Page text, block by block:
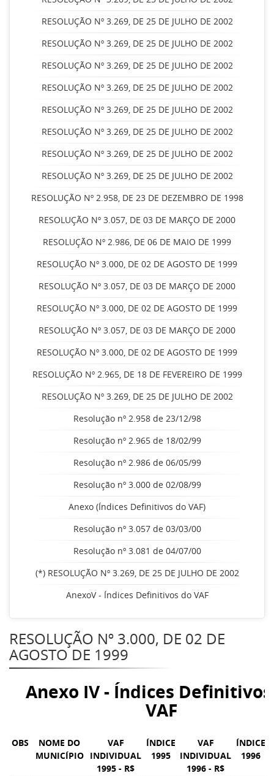
RESOLUÇÃO Nº 3.269, DE 25 DE JULHO DE 2002
RESOLUÇÃO Nº 3.269, DE 25 DE JULHO DE 2002
RESOLUÇÃO Nº 3.269, DE 25 DE JULHO DE 2002
RESOLUÇÃO Nº 3.269, DE 25 DE JULHO DE 2002
RESOLUÇÃO Nº 3.269, DE 25 DE JULHO DE 2002
RESOLUÇÃO Nº 3.269, DE 25 DE JULHO DE 2002
RESOLUÇÃO Nº 3.269, DE 25 DE JULHO DE 2002
RESOLUÇÃO Nº 3.269, DE 25 DE JULHO DE 2002
RESOLUÇÃO Nº 2.958, DE 23 DE DEZEMBRO DE 1998
RESOLUÇÃO Nº 3.057, DE 03 DE MARÇO DE 2000
RESOLUÇÃO Nº 2.986, DE 06 DE MAIO DE 1999
RESOLUÇÃO Nº 3.000, DE 02 DE AGOSTO DE 1999
RESOLUÇÃO Nº 3.057, DE 03 DE MARÇO DE 2000
RESOLUÇÃO Nº 3.000, DE 02 DE AGOSTO DE 1999
RESOLUÇÃO Nº 3.057, DE 03 DE MARÇO DE 2000
RESOLUÇÃO Nº 3.000, DE 02 DE AGOSTO DE 1999
RESOLUÇÃO Nº 2.965, DE 18 DE FEVEREIRO DE 1999
RESOLUÇÃO Nº 3.269, DE 25 DE JULHO DE 2002
Resolução nº 2.958 de 23/12/98
Resolução nº 2.965 de 18/02/99
Resolução nº 2.986 de 06/05/99
Resolução nº 3.000 de 02/08/99
Anexo (Índices Definitivos do VAF)
Resolução nº 3.057 de 03/03/00
Resolução nº 3.081 de 04/07/00
(*) RESOLUÇÃO Nº 3.269, DE 25 DE JULHO DE 2002
AnexoV - Índices Definitivos do VAF
RESOLUÇÃO Nº 3.000, DE 02 DE
AGOSTO DE 1999
Anexo IV - Índices
VAF
OBS
NOME DO
MUNICÍPIO
VAF
INDIVIDUAL
1995 - R$
ÍNDICE
1995
VAF
INDIVIDUAL
1996 - R$
ÍNDICE
1996